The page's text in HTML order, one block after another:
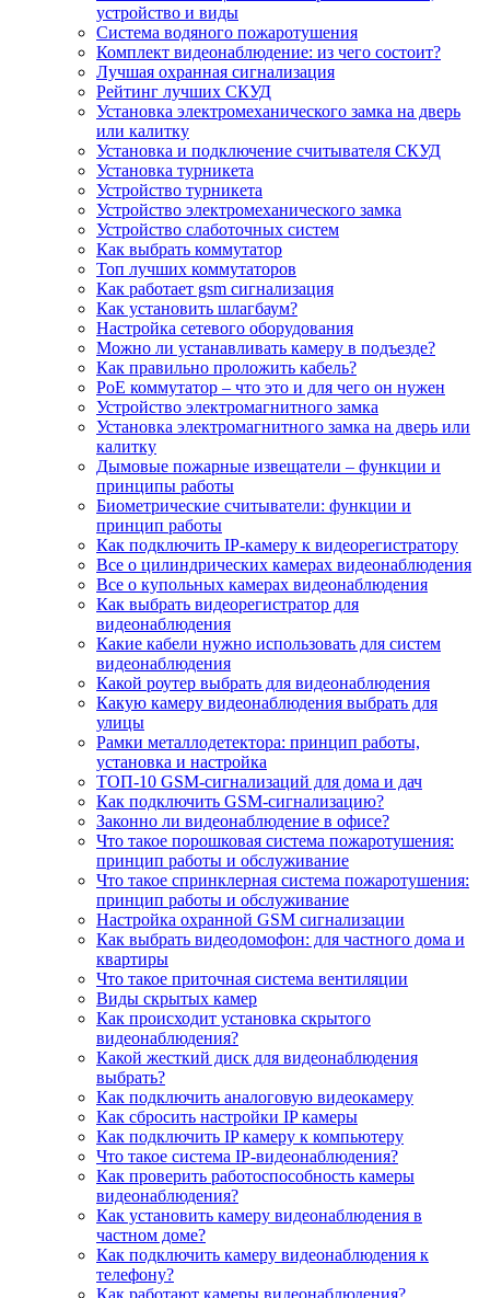
устройство и виды
Система водяного пожаротушения
Комплект видеонаблюдение: из чего состоит?
Лучшая охранная сигнализация
Рейтинг лучших СКУД
Установка электромеханического замка на дверь
или калитку
Установка и подключение считывателя СКУД
Установка турникета
Устройство турникета
Устройство электромеханического замка
Устройство слаботочных систем
Как выбрать коммутатор
Топ лучших коммутаторов
Как работает gsm сигнализация
Как установить шлагбаум?
Настройка сетевого оборудования
Можно ли устанавливать камеру в подъезде?
Как правильно проложить кабель?
PoE коммутатор – что это и для чего он нужен
Устройство электромагнитного замка
Установка электромагнитного замка на дверь или
калитку
Дымовые пожарные извещатели – функции и
принципы работы
Биометрические считыватели: функции и
принцип работы
Как подключить IP-камеру к видеорегистратору
Все о цилиндрических камерах видеонаблюдения
Все о купольных камерах видеонаблюдения
Как выбрать видеорегистратор для
видеонаблюдения
Какие кабели нужно использовать для систем
видеонаблюдения
Какой роутер выбрать для видеонаблюдения
Какую камеру видеонаблюдения выбрать для
улицы
Рамки металлодетектора: принцип работы,
установка и настройка
ТОП-10 GSM-сигнализаций для дома и дач
Как подключить GSM-сигнализацию?
Законно ли видеонаблюдение в офисе?
Что такое порошковая система пожаротушения:
принцип работы и обслуживание
Что такое спринклерная система пожаротушения:
принцип работы и обслуживание
Настройка охранной GSM сигнализации
Как выбрать видеодомофон: для частного дома и
квартиры
Что такое приточная система вентиляции
Виды скрытых камер
Как происходит установка скрытого
видеонаблюдения?
Какой жесткий диск для видеонаблюдения
выбрать?
Как подключить аналоговую видеокамеру
Как сбросить настройки IP камеры
Как подключить IP камеру к компьютеру
Что такое система IP-видеонаблюдения?
Как проверить работоспособность камеры
видеонаблюдения?
Как установить камеру видеонаблюдения в
частном доме?
Как подключить камеру видеонаблюдения к
телефону?
Как работают камеры видеонаблюдения?